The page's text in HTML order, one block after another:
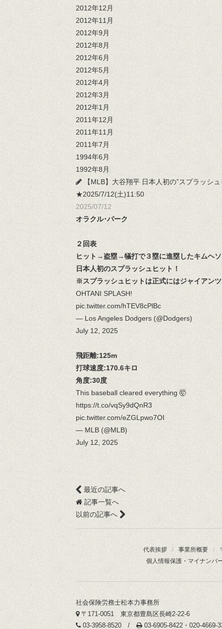
2012年12月
2012年11月
2012年9月
2012年8月
2012年6月
2012年5月
2012年4月
2012年3月
2012年1月
2011年12月
2011年11月
2011年7月
1994年6月
1992年8月
【MLB】大谷翔平 日本人初の”スプラッシ
★2025/7/12(土)11:50
2025/07/12
オラクル･パーク
２回表
ヒット→盗塁→犠打で３塁に進塁したキムヘ
日本人初のスプラッシュヒット！
※スプラッシュヒットは正式にはジャイアン
OHTANI SPLASH!
pic.twitter.com/hTEV8cPlBc
— Los Angeles Dodgers (@Dodgers)
July 12, 2025
飛距離:125m
打球速度:170.6キロ
角度:30度
This baseball cleared everything 🤯
https://t.co/vqSy9dQnR3
pic.twitter.com/eZGLpwo7OI
— MLB (@MLB)
July 12, 2025
最近の記事へ
記事一覧へ
以前の記事へ
代表挨拶 / 事業所概要 /
個人情報保護・マイナンバ
社会保険労務士松本力事務所
〒171-0051 東京都豊島区長崎2-22-6
03-3958-8520 /
03-6905-8422・020-4669-